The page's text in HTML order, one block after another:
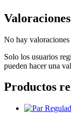
Valoraciones
No hay valoraciones
Solo los usuarios
pueden hacer una
Productos